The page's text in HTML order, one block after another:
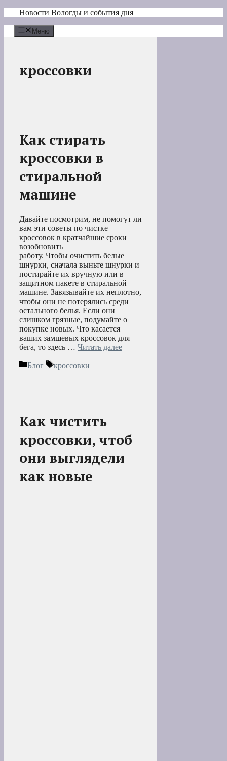
Перейти
содержимому
Новости Вологды и события дня
Меню
кроссовки
Как стирать
кроссовки в
стиральной
машине
Давайте посмотрим, не помогут ли
вам эти советы по чистке
кроссовок в кратчайшие сроки
возобновить
работу. Чтобы очистить белые
шнурки, сначала выньте шнурки и
постирайте их вручную или в
защитном пакете в стиральной
машине. Завязывайте их неплотно,
чтобы они не потерялись среди
остального белья. Если они
слишком грязные, подумайте о
покупке новых. Что касается
ваших замшевых кроссовок для
бега, то здесь … Читать далее
Рубрики
Блог Метки
кроссовки
Как чистить
кроссовки, чтоб
они выглядели
как новые